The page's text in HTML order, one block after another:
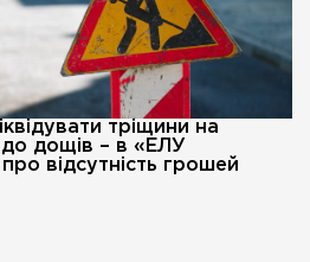
тріщини на
дощів – в «ЕЛУ
відсутність грошей